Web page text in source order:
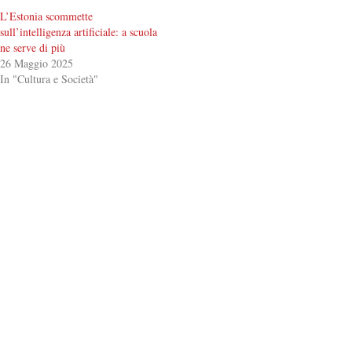
L’Estonia scommette
sull’intelligenza artificiale: a scuola
ne serve di più
26 Maggio 2025
In "Cultura e Società"